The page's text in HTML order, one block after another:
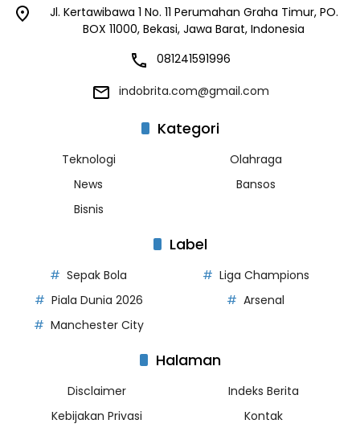
Jl. Kertawibawa 1 No. 11 Perumahan Graha Timur, PO.
BOX 11000, Bekasi, Jawa Barat, Indonesia
081241591996
indobrita.com@gmail.com
Kategori
Teknologi
Olahraga
News
Bansos
Bisnis
Label
Sepak Bola
Liga Champions
Piala Dunia 2026
Arsenal
Manchester City
Halaman
Disclaimer
Indeks Berita
Kebijakan Privasi
Kontak